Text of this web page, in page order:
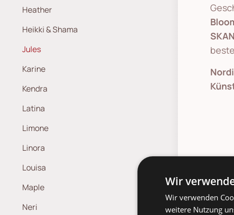
Heather
Heikki & Shama
Jules
Karine
Kendra
Latina
Limone
Linora
Louisa
Maple
Neri
Wir
Wir verwenden
weitere Nutzung